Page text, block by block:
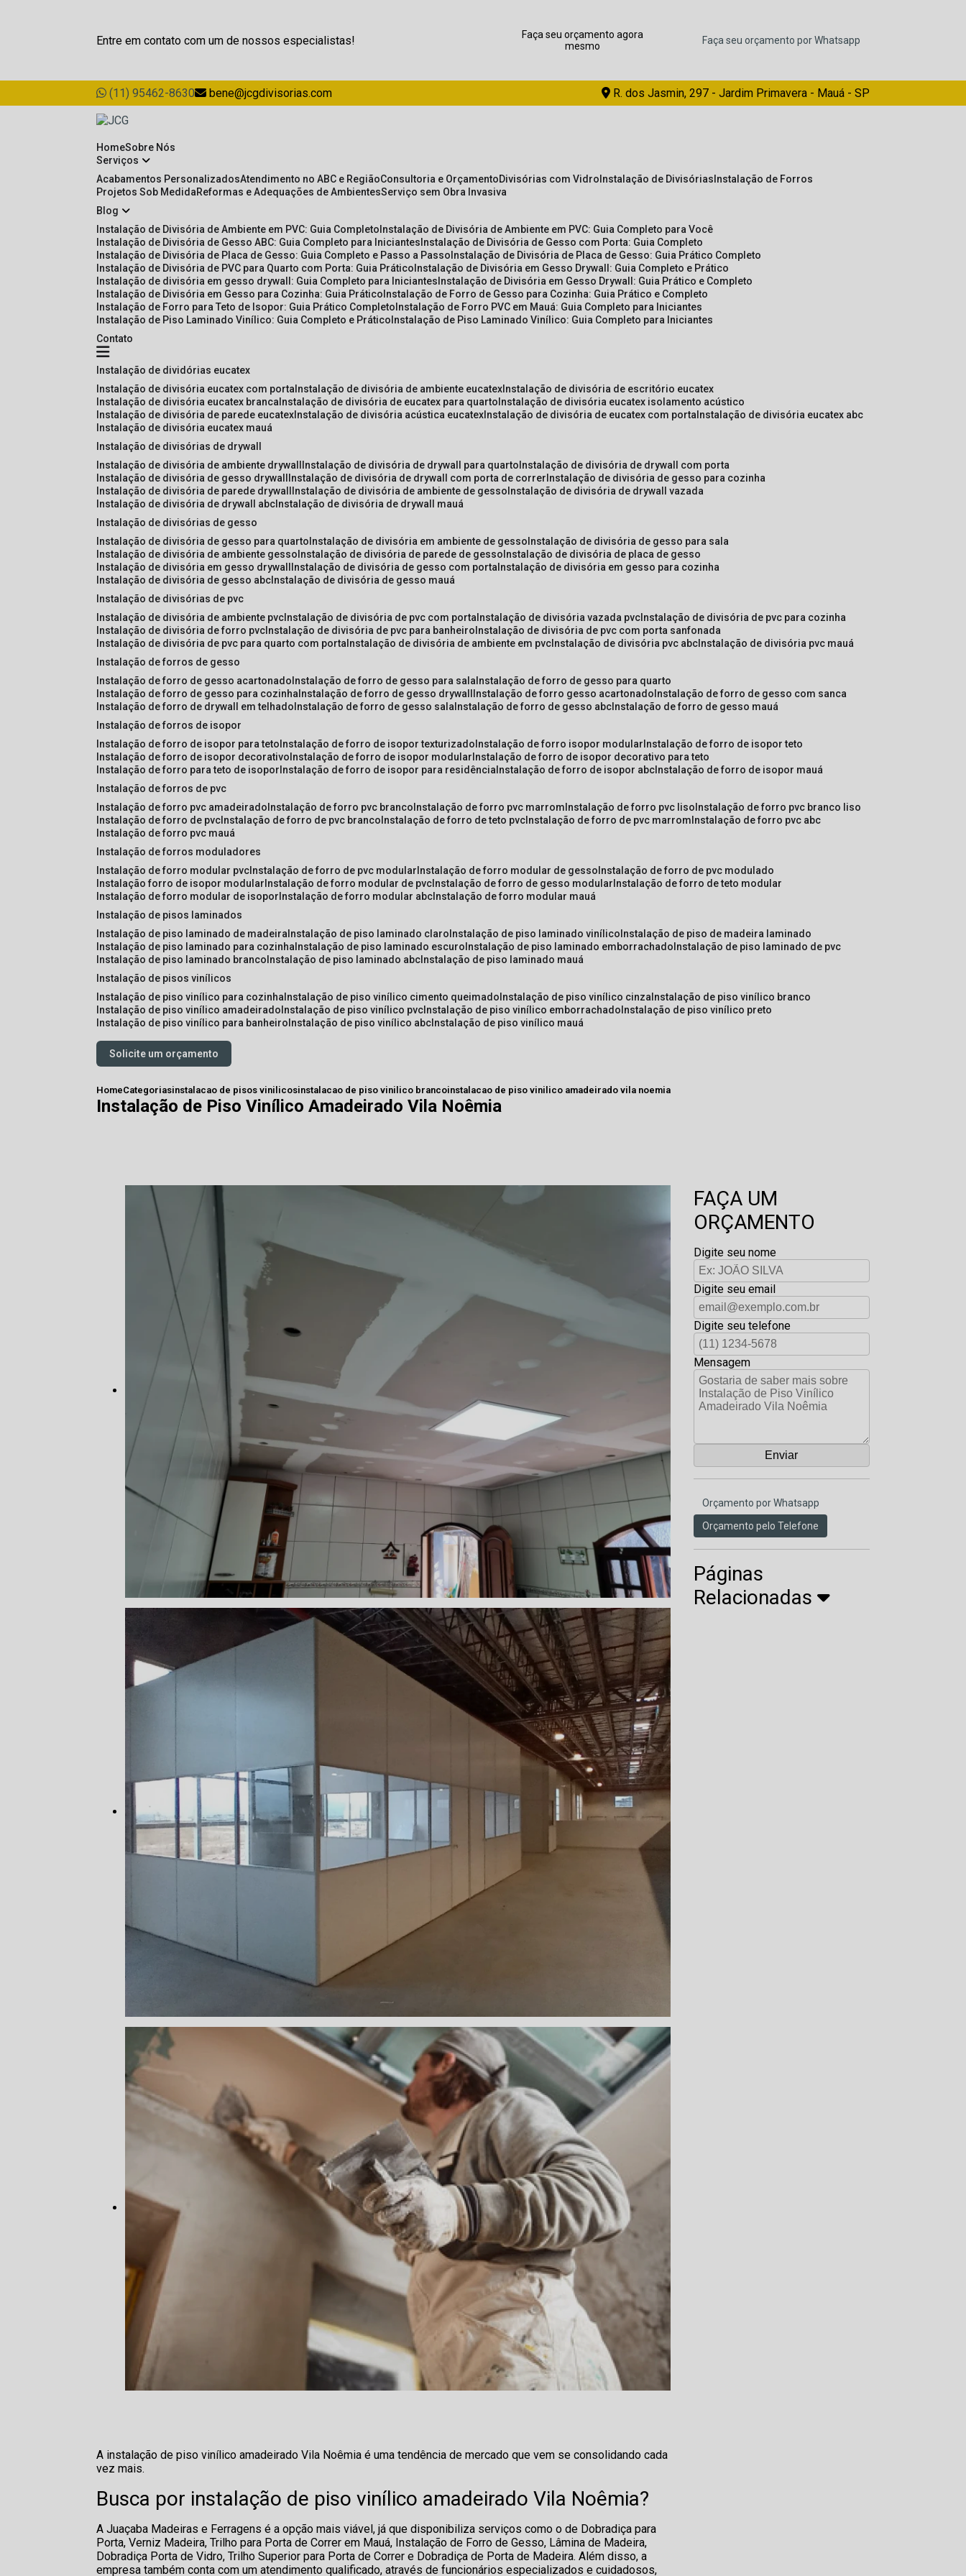
Entre em contato com um de nossos especialistas!
Faça seu orçamento agora
mesmo
Faça seu orçamento por Whatsapp
(11) 95462-8630 bene@jcgdivisorias.com R. dos Jasmin, 297 - Jardim Primavera - Mauá - SP
Home Sobre Nós
Serviços
Acabamentos Personalizados Atendimento no ABC e Região Consultoria e Orçamento Divisórias com Vidro Instalação de Divisórias Instalação de Forros
Projetos Sob Medida
Reformas e Adequações de Ambientes Serviço sem Obra Invasiva
Blog
Instalação de Divisória de Ambiente em PVC: Guia Completo Instalação de Divisória de Ambiente em PVC: Guia Completo para Você
Instalação de Divisória de Gesso ABC: Guia Completo para Iniciantes Instalação de Divisória de Gesso com Porta: Guia Completo
Instalação de Divisória de Placa de Gesso: Guia Completo e Passo a Passo Instalação de Divisória de Placa de Gesso: Guia Prático Completo
Instalação de Divisória de PVC para Quarto com Porta: Guia Prático Instalação de Divisória em Gesso Drywall: Guia Completo e Prático
Instalação de divisória em gesso drywall: Guia Completo para Iniciantes Instalação de Divisória em Gesso Drywall: Guia Prático e Completo
Instalação de Divisória em Gesso para Cozinha: Guia Prático Instalação de Forro de Gesso para Cozinha: Guia Prático e Completo
Instalação de Forro para Teto de Isopor: Guia Prático Completo Instalação de Forro PVC em Mauá: Guia Completo para Iniciantes
Instalação de Piso Laminado Vinílico: Guia Completo e Prático Instalação de Piso Laminado Vinílico: Guia Completo para Iniciantes
Contato
instalação de dividórias eucatex
instalação de divisória eucatex com porta instalação de divisória de ambiente eucatex instalação de divisória de escritório eucatex
instalação de divisória eucatex branca instalação de divisória de eucatex para quarto instalação de divisória eucatex isolamento acústico
instalação de divisória de parede eucatex instalação de divisória acústica eucatex instalação de divisória de eucatex com porta instalação de divisória eucatex abc
instalação de divisória eucatex mauá
instalação de divisórias de drywall
instalação de divisória de ambiente drywall
instalação de divisória de drywall para quarto instalação de divisória de drywall com porta
instalação de divisória de gesso drywall
instalação de divisória de drywall com porta de correr instalação de divisória de gesso para cozinha
instalação de divisória de parede drywall
instalação de divisória de ambiente de gesso instalação de divisória de drywall vazada
instalação de divisória de drywall abc instalação de divisória de drywall mauá
instalação de divisórias de gesso
instalação de divisória de gesso para quarto instalação de divisória em ambiente de gesso instalação de divisória de gesso para sala
instalação de divisória de ambiente gesso instalação de divisória de parede de gesso instalação de divisória de placa de gesso
instalação de divisória em gesso drywall
instalação de divisória de gesso com porta instalação de divisória em gesso para cozinha
instalação de divisória de gesso abc instalação de divisória de gesso mauá
instalação de divisórias de pvc
instalação de divisória de ambiente pvc instalação de divisória de pvc com porta instalação de divisória vazada pvc instalação de divisória de pvc para cozinha
instalação de divisória de forro pvc instalação de divisória de pvc para banheiro instalação de divisória de pvc com porta sanfonada
instalação de divisória de pvc para quarto com porta instalação de divisória de ambiente em pvc instalação de divisória pvc abc instalação de divisória pvc mauá
instalação de forros de gesso
instalação de forro de gesso acartonado instalação de forro de gesso para sala instalação de forro de gesso para quarto
instalação de forro de gesso para cozinha instalação de forro de gesso drywall instalação de forro gesso acartonado instalação de forro de gesso com sanca
instalação de forro de drywall em telhado instalação de forro de gesso sala instalação de forro de gesso abc instalação de forro de gesso mauá
instalação de forros de isopor
instalação de forro de isopor para teto instalação de forro de isopor texturizado instalação de forro isopor modular instalação de forro de isopor teto
instalação de forro de isopor decorativo instalação de forro de isopor modular instalação de forro de isopor decorativo para teto
instalação de forro para teto de isopor instalação de forro de isopor para residência instalação de forro de isopor abc instalação de forro de isopor mauá
instalação de forros de pvc
instalação de forro pvc amadeirado instalação de forro pvc branco instalação de forro pvc marrom instalação de forro pvc liso instalação de forro pvc branco liso
instalação de forro de pvc instalação de forro de pvc branco instalação de forro de teto pvc instalação de forro de pvc marrom instalação de forro pvc abc
instalação de forro pvc mauá
instalação de forros moduladores
instalação de forro modular pvc instalação de forro de pvc modular instalação de forro modular de gesso instalação de forro de pvc modulado
instalação forro de isopor modular instalação de forro modular de pvc instalação de forro de gesso modular instalação de forro de teto modular
instalação de forro modular de isopor instalação de forro modular abc instalação de forro modular mauá
instalação de pisos laminados
instalação de piso laminado de madeira instalação de piso laminado claro instalação de piso laminado vinílico instalação de piso de madeira laminado
instalação de piso laminado para cozinha instalação de piso laminado escuro instalação de piso laminado emborrachado instalação de piso laminado de pvc
instalação de piso laminado branco instalação de piso laminado abc instalação de piso laminado mauá
instalação de pisos vinílicos
instalação de piso vinílico para cozinha instalação de piso vinílico cimento queimado instalação de piso vinílico cinza instalação de piso vinílico branco
instalação de piso vinílico amadeirado instalação de piso vinílico pvc instalação de piso vinílico emborrachado instalação de piso vinílico preto
instalação de piso vinílico para banheiro instalação de piso vinílico abc instalação de piso vinílico mauá
Solicite um orçamento
HomeCategoriasinstalacao de pisos vinilicosinstalacao de piso vinilico brancoinstalacao de piso vinilico amadeirado vila noemia
Instalação de Piso Vinílico Amadeirado Vila Noêmia
A instalação de piso vinílico amadeirado Vila Noêmia é uma tendência de mercado que vem se consolidando cada
vez mais.
Busca por instalação de piso vinílico amadeirado Vila Noêmia?
A Juaçaba Madeiras e Ferragens é a opção mais viável, já que disponibiliza serviços como o de Dobradiça para
Porta, Verniz Madeira, Trilho para Porta de Correr em Mauá, Instalação de Forro de Gesso, Lâmina de Madeira,
Dobradiça Porta de Vidro, Trilho Superior para Porta de Correr e Dobradiça de Porta de Madeira. Além disso, a
empresa também conta com um atendimento qualificado, através de funcionários especializados e cuidadosos,
FAÇA UM
ORÇAMENTO
Digite seu nome
Digite seu email
Digite seu telefone
Mensagem
Orçamento por Whatsapp
Orçamento pelo Telefone
Páginas
Relacionadas